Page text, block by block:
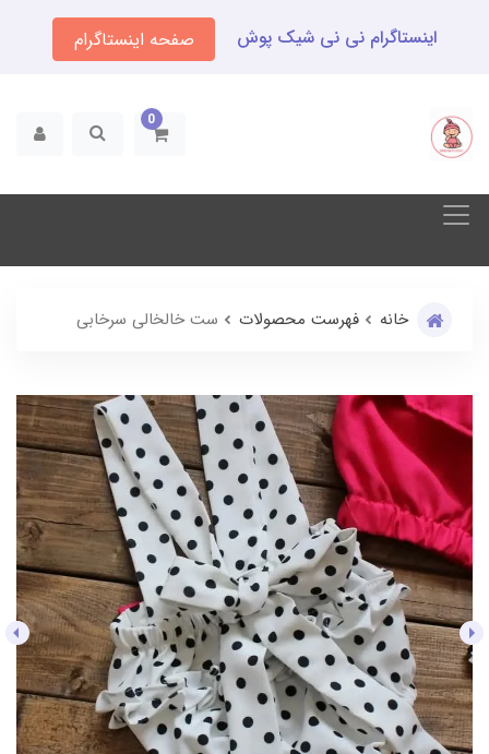
اینستاگرام نی نی شیک پوش صفحه اینستاگرام
0
خانه فهرست محصولات ست خالخالی سرخابی